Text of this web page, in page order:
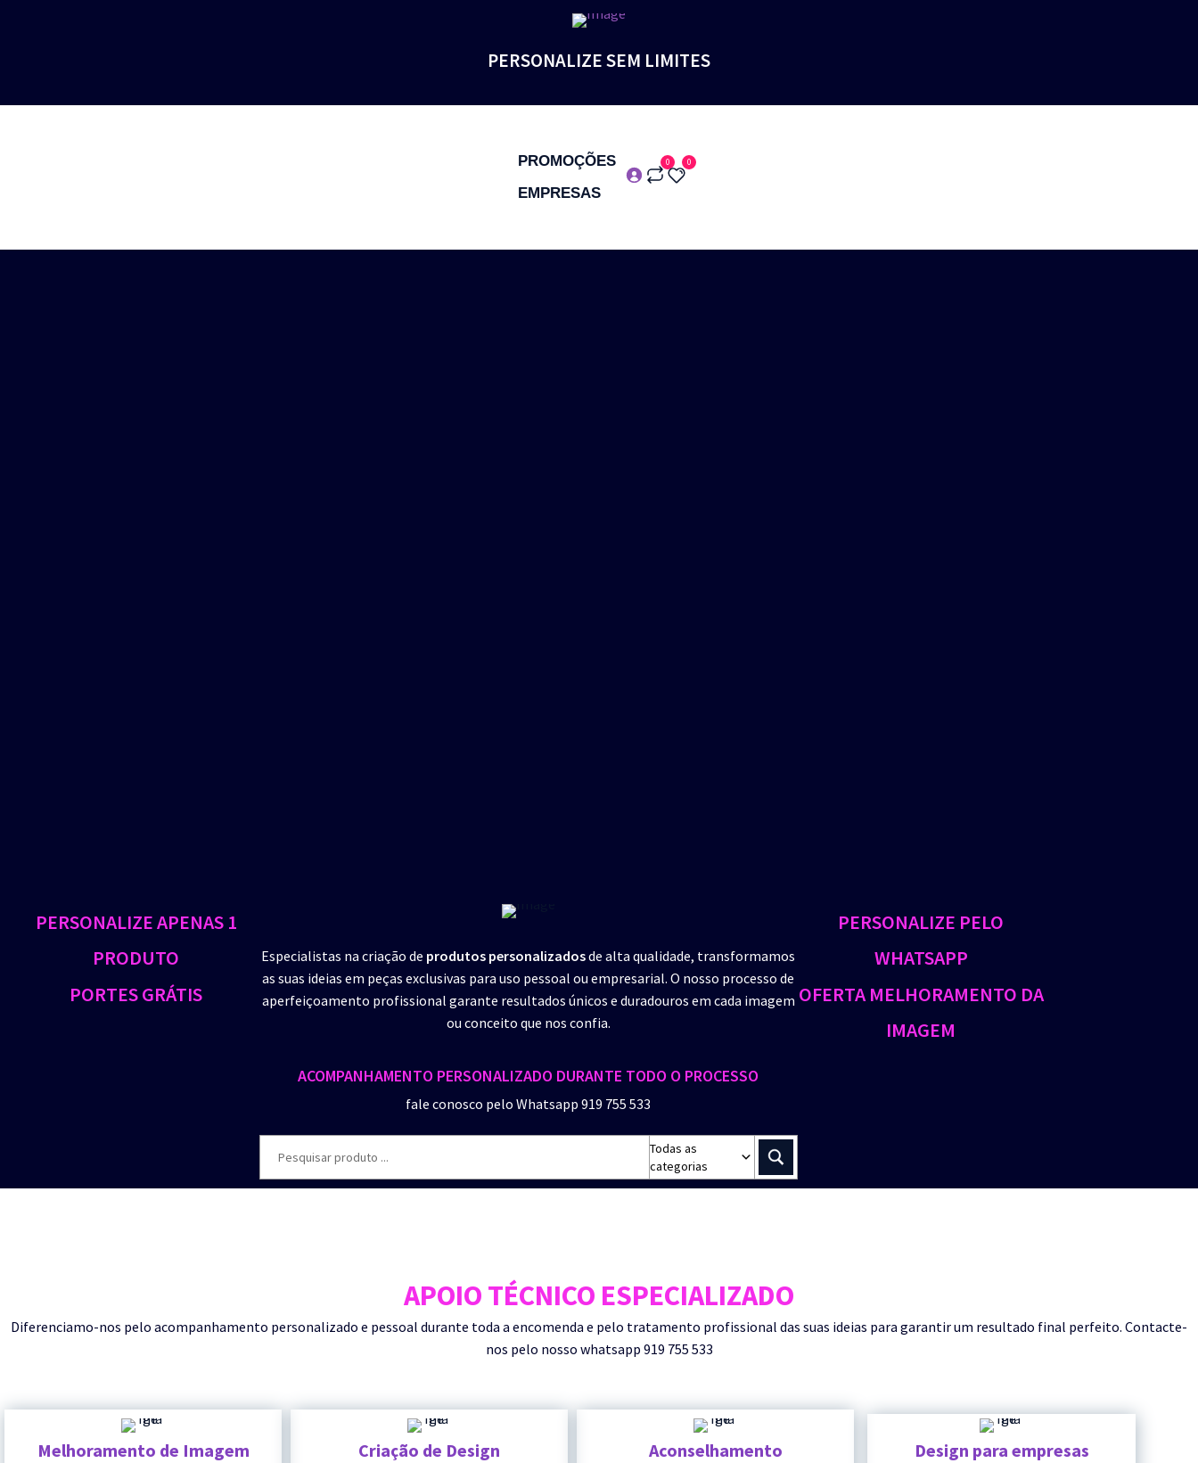
PERSONALIZE SEM LIMITES
PROMOÇÕES
EMPRESAS
0 0
PERSONALIZE APENAS 1
PRODUTO
PORTES GRÁTIS
Especialistas na criação de produtos personalizadosde alta qualidade, transformamos
as suas ideias em peças exclusivas para uso pessoal ou empresarial. O nosso processo de
aperfeiçoamento profissional garante resultados únicos e duradouros em cada imagem
ou conceito que nos confia.
ACOMPANHAMENTO PERSONALIZADO DURANTE TODO O PROCESSO
fale conosco pelo Whatsapp 919 755 533
Todas as
categorias
PERSONALIZE PELO
WHATSAPP
OFERTA MELHORAMENTO DA
IMAGEM
APOIO TÉCNICO ESPECIALIZADO
Diferenciamo-nos pelo acompanhamento personalizado e pessoal durante toda a encomenda e pelo tratamento profissional das suas ideias para garantir um resultado final perfeito. Contacte-
nos pelo nosso whatsapp 919 755 533
Melhoramento de Imagem Criação de Design Aconselhamento Design para empresas